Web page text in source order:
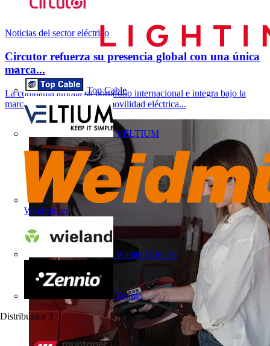
Top Cable
VELTIUM
Weidmüller
Wieland Electric
Zennio
Distribuidor 3
Noticias del sector eléctrico
Circutor refuerza su presencia global con una única
marca...
La compañía amplía su portafolio internacional e integra bajo la
marca Circutor la gama de movilidad eléctrica...